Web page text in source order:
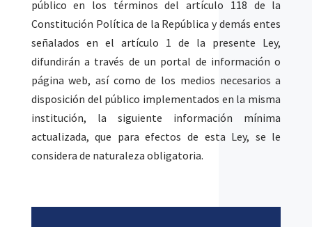
público en los términos del artículo 118 de la
Constitución Política de la República y demás entes
señalados en el artículo 1 de la presente Ley,
difundirán a través de un portal de información o
página web, así como de los medios necesarios a
disposición del público implementados en la misma
institución, la siguiente información mínima
actualizada, que para efectos de esta Ley, se le
considera de naturaleza obligatoria.